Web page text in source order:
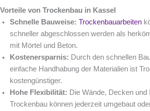
Vorteile von Trockenbau in Kassel
Schnelle Bauweise: Trockenbauarbeiten
schneller abgeschlossen werden als
mit Mörtel und Beton.
Kostenersparnis: Durch den schnellen
einfache Handhabung der Materialien ist
kostengünstiger.
Hohe Flexibilität: Die Wände, Decken und
Trockenbau können jederzeit umgebaut